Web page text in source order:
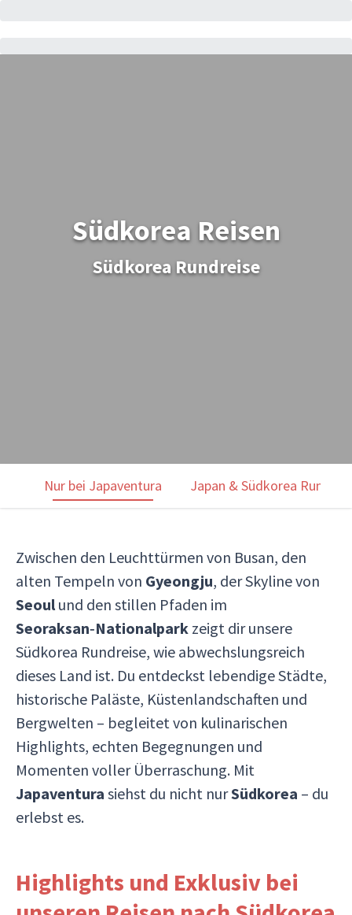
Südkorea Reisen
Südkorea Rundreise
Nur bei Japaventura Japan & Südkorea
Zwischen den Leuchttürmen von Busan, den
alten Tempeln von Gyeongju, der Skyline von
Seoulund den stillen Pfaden im
Seoraksan‑Nationalpark zeigt dir unsere
Südkorea Rundreise, wie abwechslungsreich
dieses Land ist. Du entdeckst lebendige Städte,
historische Paläste, Küstenlandschaften und
Bergwelten – begleitet von kulinarischen
Highlights, echten Begegnungen und
Momenten voller Überraschung. Mit
Japaventura siehst du nicht nurSüdkorea – du
erlebst es.
Highlights und Exklusiv bei